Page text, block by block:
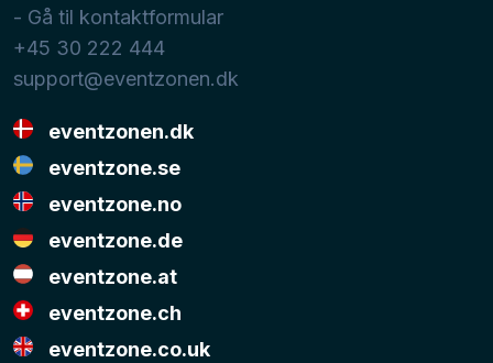
- Gå til kontaktformular
+45 30 222 444
support@eventzonen.dk
eventzonen.dk
eventzone.se
eventzone.no
eventzone.de
eventzone.at
eventzone.ch
eventzone.co.uk